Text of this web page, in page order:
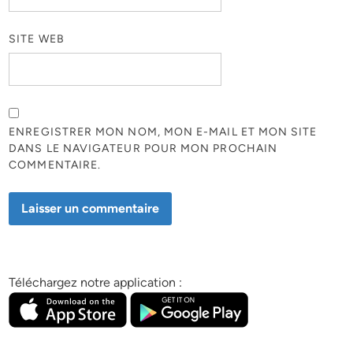
SITE WEB
ENREGISTRER MON NOM, MON E-MAIL ET MON SITE
DANS LE NAVIGATEUR POUR MON PROCHAIN
COMMENTAIRE.
Téléchargez notre application :